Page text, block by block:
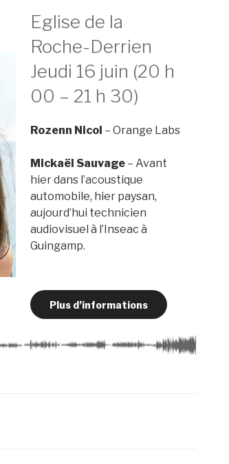
Eglise de la
Roche-Derrien
Jeudi 16 juin (20 h
00 – 21 h 30)
Rozenn Nicol – Orange Labs
Mickaël Sauvage – Avant
hier dans l’acoustique
automobile, hier paysan,
aujourd’hui technicien
audiovisuel à l’Inseac à
Guingamp.
Plus d’informations